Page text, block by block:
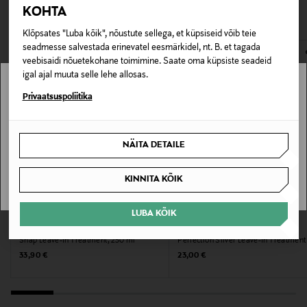
KOHTA
Klõpsates "Luba kõik", nõustute sellega, et küpsiseid võib teie
seadmesse salvestada erinevatel eesmärkidel, nt. B. et tagada
veebisaidi nõuetekohane toimimine. Saate oma küpsiste seadeid
igal ajal muuta selle lehe allosas.
Privaatsuspoliitika
NÄITA DETAILE
KINNITA KÕIK
LUBA KÕIK
Juuksetüüp
Niisutavad tooted
Suurus
150 ml
Tootjamaa
avamata originaalpakendis.
E-POE TAGASTUSED
VAATASID KA
Snap Leave-In Treatment, 250 ml
Original Price
33,90 €
Perfection Silver Leave-In Treatment
Original Price
23,00 €
Stockmann pole Sinu riigis saadaval.
SAAN ARU